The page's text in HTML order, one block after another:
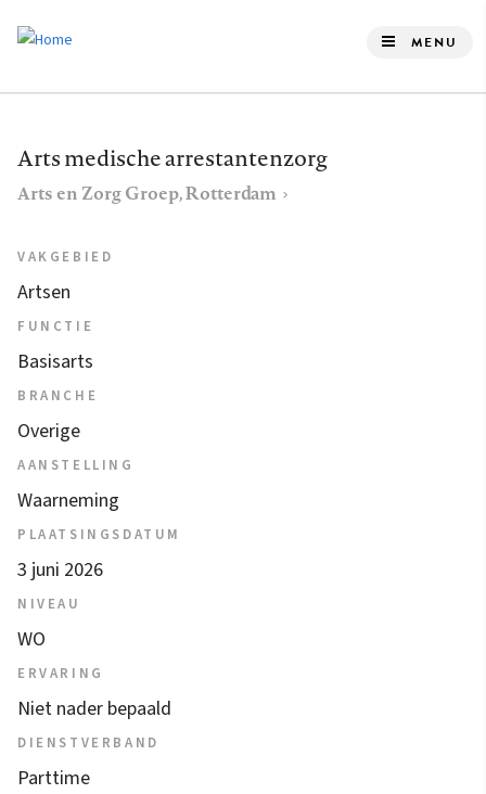
de
gaan
MENU
Arts medische arrestantenzorg
Arts en Zorg Groep, Rotterdam
VAKGEBIED
Artsen
FUNCTIE
Basisarts
BRANCHE
Overige
AANSTELLING
Waarneming
PLAATSINGSDATUM
3 juni 2026
NIVEAU
WO
ERVARING
Niet nader bepaald
DIENSTVERBAND
Parttime